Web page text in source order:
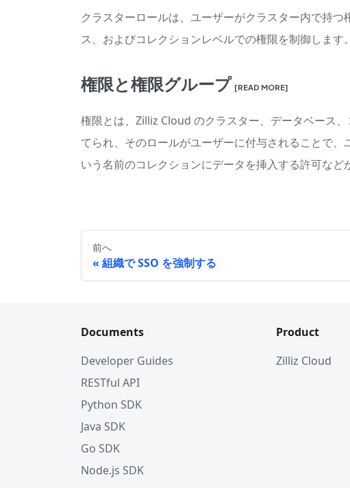
クラスターロールは、ユーザーがクラスター内で持
ス、およびコレクションレベルでの権限を制御します。
権限と権限グループ [READ MORE]
権限とは、Zilliz Cloud のクラスター、データベース
てられ、そのロールがユーザーに付与されることで
いう名前のコレクションにデータを挿入する許可など
前へ
組織で SSO を強制する
Documents
Developer Guides
RESTful API
Python SDK
Java SDK
Go SDK
Node.js SDK
Product
Zilliz Cloud